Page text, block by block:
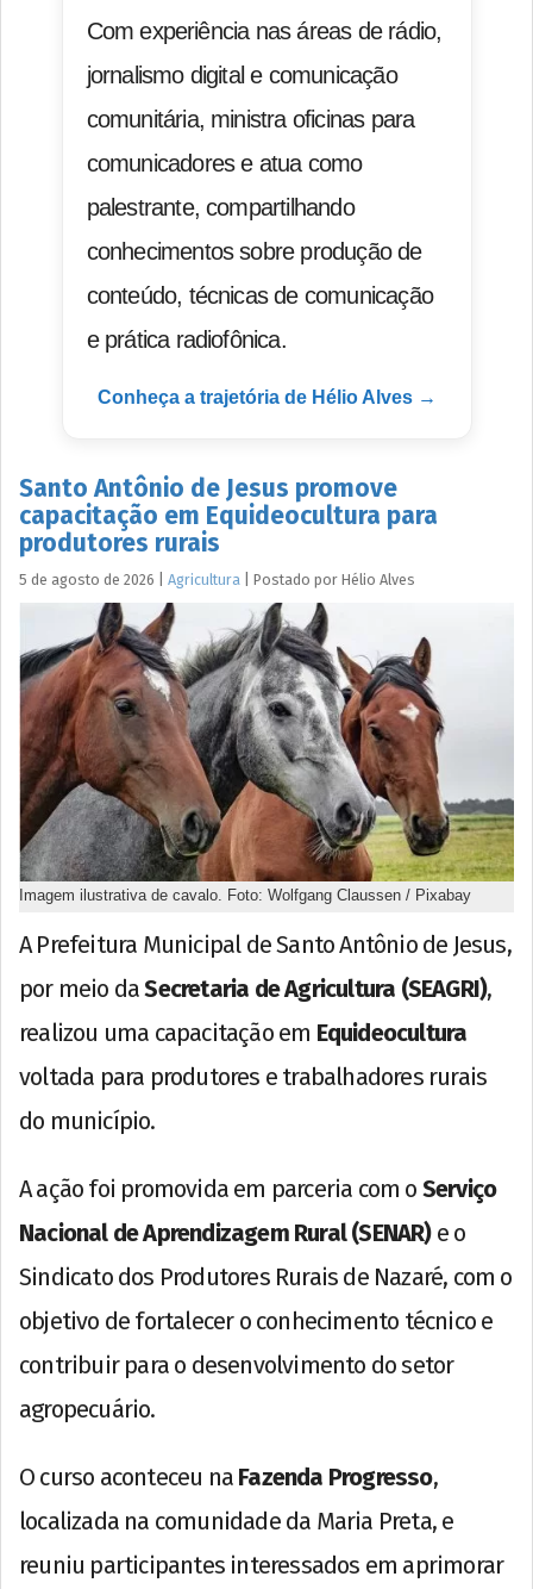
Com experiência nas áreas de rádio,
jornalismo digital e comunicação
comunitária, ministra oficinas para
comunicadores e atua como
palestrante, compartilhando
conhecimentos sobre produção de
conteúdo, técnicas de comunicação
e prática radiofônica.
Conheça a trajetória de Hélio Alves →
Santo Antônio de Jesus promove
capacitação em Equideocultura para
produtores rurais
5 de agosto de 2026 Agricultura Postado por Hélio Alves
Imagem ilustrativa de cavalo. Foto: Wolfgang Claussen / Pixabay
A Prefeitura Municipal de Santo Antônio de Jesus,
por meio daSecretaria de Agricultura (SEAGRI),
realizou uma capacitação em Equideocultura
voltada para produtores e trabalhadores rurais
do município.
A ação foi promovida em parceria com o Serviço
Nacional de Aprendizagem Rural (SENAR)e o
Sindicato dos Produtores Rurais de Nazaré, com o
objetivo de fortalecer o conhecimento técnico e
contribuir para o desenvolvimento do setor
agropecuário.
O curso aconteceu na Fazenda Progresso,
localizada na comunidade da Maria Preta, e
reuniu participantes interessados em aprimorar